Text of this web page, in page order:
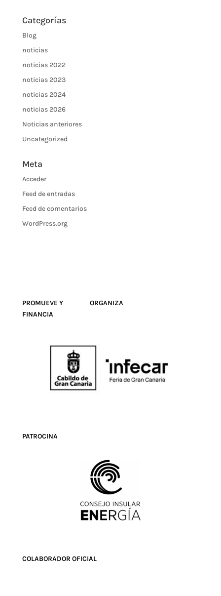
Categorías
Blog
noticias
noticias 2022
noticias 2023
noticias 2024
noticias 2026
Noticias anteriores
Uncategorized
Meta
Acceder
Feed de entradas
Feed de comentarios
WordPress.org
PROMUEVE Y ORGANIZA
FINANCIA
PATROCINA
COLABORADOR OFICIAL